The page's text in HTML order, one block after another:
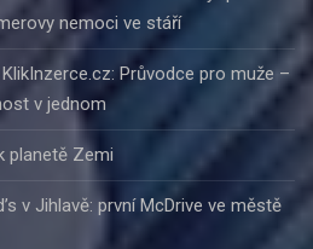
nemoci ve stáří
Průvodce pro muže –
v jednom
planetě Zemi
v Jihlavě: první McDrive ve městě